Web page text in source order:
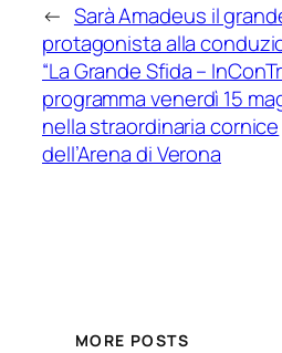
← Sarà Amadeus il
protagonista alla
“La Grande Sfida –
programma venerdì 15
nella straordinaria cornice
dell’Arena di Verona
MORE POSTS